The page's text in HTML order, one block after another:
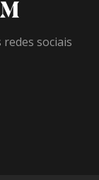
redes sociais